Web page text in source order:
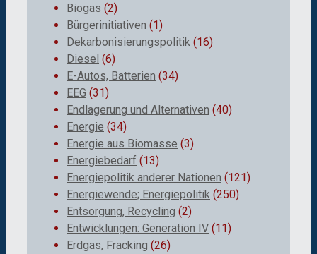
Biogas (2)
Bürgerinitiativen (1)
Dekarbonisierungspolitik (16)
Diesel (6)
E-Autos, Batterien (34)
EEG (31)
Endlagerung und Alternativen (40)
Energie (34)
Energie aus Biomasse (3)
Energiebedarf (13)
Energiepolitik anderer Nationen (121)
Energiewende; Energiepolitik (250)
Entsorgung, Recycling (2)
Entwicklungen: Generation IV (11)
Erdgas, Fracking (26)